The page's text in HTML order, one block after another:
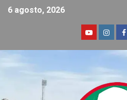
6 agosto, 2026